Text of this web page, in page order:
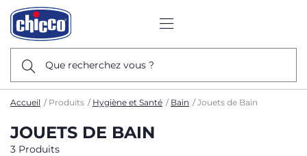
Que recherchez vous ?
Accueil Produits Hygiène et Santé Bain Jouets de Bain
JOUETS DE BAIN
3 Produits